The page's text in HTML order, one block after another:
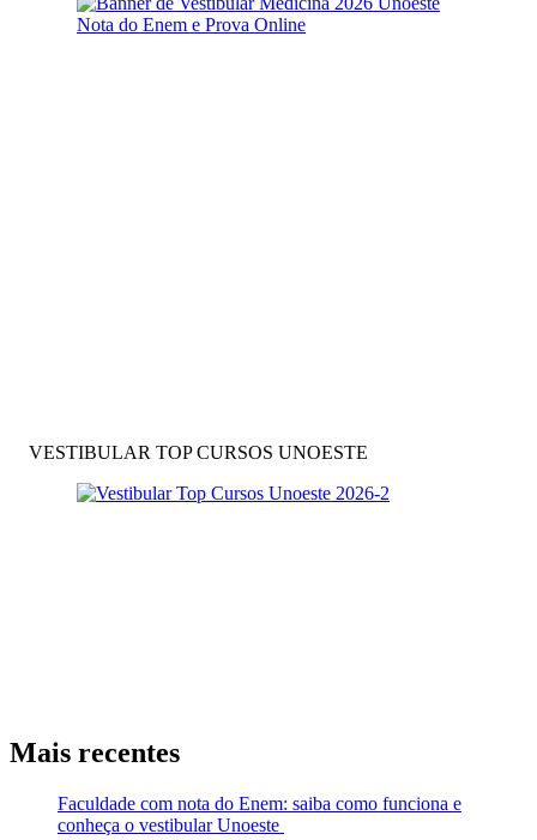
VESTIBULAR TOP CURSOS UNOESTE
Mais recentes
Faculdade com nota do Enem: saiba como funciona e
conheça o vestibular Unoeste